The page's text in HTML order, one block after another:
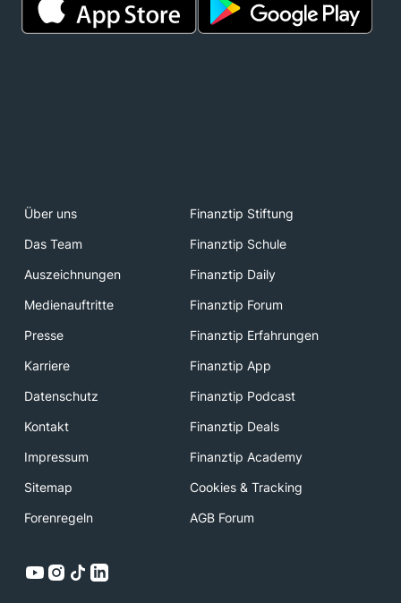
Über uns
Finanztip Stiftung
Das Team
Finanztip Schule
Auszeichnungen
Finanztip Daily
Medienauftritte
Finanztip Forum
Presse
Finanztip Erfahrungen
Karriere
Finanztip App
Datenschutz
Finanztip Podcast
Kontakt
Finanztip Deals
Impressum
Finanztip Academy
Sitemap
Cookies & Tracking
Forenregeln
AGB Forum